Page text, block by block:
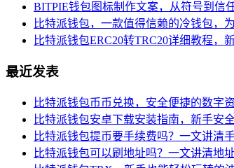
BITPIE钱包图标制作文案，从符号到信
比特派钱包，一款值得信赖的冷钱包，
比特派钱包ERC20转TRC20详细教程，
最近发表
比特派钱包币币兑换，安全便捷的数字
比特派钱包安卓下载安装指南，新手安
比特派钱包提币要手续费吗？一文讲清
比特派钱包可以刷地址吗？一文讲清地